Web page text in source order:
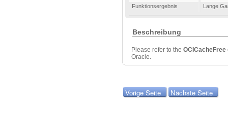
Funktionsergebnis
Lange
Beschreibung
Please refer to the OCICacheFree
Oracle.
Vorige Seite Nächste Seite